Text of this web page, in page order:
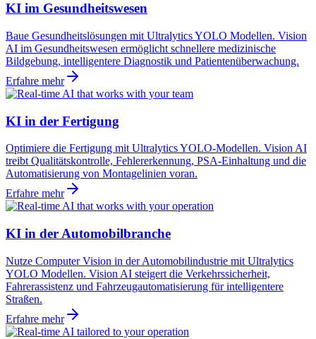
KI im Gesundheitswesen
Baue Gesundheitslösungen mit Ultralytics YOLO Modellen. Vision
AI im Gesundheitswesen ermöglicht schnellere medizinische
Bildgebung, intelligentere Diagnostik und Patientenüberwachung.
Erfahre mehr
KI in der Fertigung
Optimiere die Fertigung mit Ultralytics YOLO-Modellen. Vision AI
treibt Qualitätskontrolle, Fehlererkennung, PSA-Einhaltung und die
Automatisierung von Montagelinien voran.
Erfahre mehr
KI in der Automobilbranche
Nutze Computer Vision in der Automobilindustrie mit Ultralytics
YOLO Modellen. Vision AI steigert die Verkehrssicherheit,
Fahrerassistenz und Fahrzeugautomatisierung für intelligentere
Straßen.
Erfahre mehr